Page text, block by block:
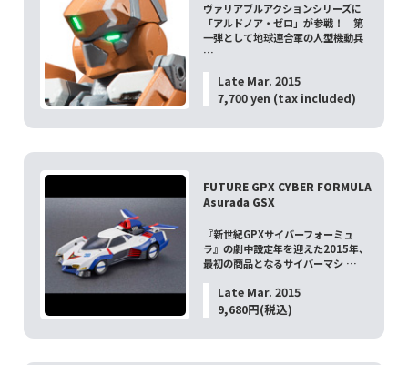
ヴァリアブルアクションシリーズに
「アルドノア・ゼロ」が参戦！ 第
一弾として地球連合軍の人型機動兵
…
Late Mar. 2015
7,700 yen (tax included)
FUTURE GPX CYBER FORMULA
Asurada GSX
『新世紀GPXサイバーフォーミュ
ラ』の劇中設定年を迎えた2015年、
最初の商品となるサイバーマシ …
Late Mar. 2015
9,680円(税込)